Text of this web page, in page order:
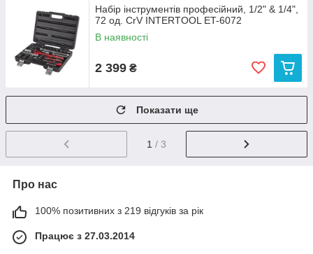
Набір інструментів професійний, 1/2" & 1/4",
72 од. CrV INTERTOOL ET-6072
В наявності
2 399 ₴
Показати ще
1 / 3
Про нас
100% позитивних з 219 відгуків за рік
Працює з 27.03.2014